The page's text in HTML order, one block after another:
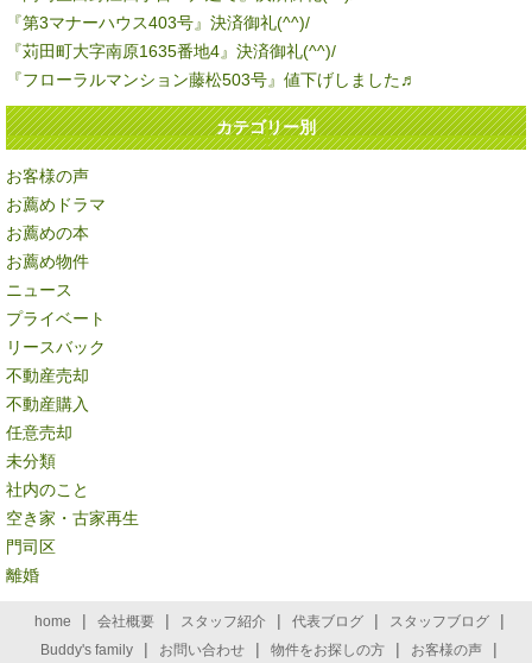
『第3マナーハウス403号』決済御礼(^^)/
『苅田町大字南原1635番地4』決済御礼(^^)/
『フローラルマンション藤松503号』値下げしました♬
カテゴリー別
お客様の声
お薦めドラマ
お薦めの本
お薦め物件
ニュース
プライベート
リースバック
不動産売却
不動産購入
任意売却
未分類
社内のこと
空き家・古家再生
門司区
離婚
home | 会社概要 | スタッフ紹介 | 代表ブログ | スタッフブログ |
Buddy's family | お問い合わせ | 物件をお探しの方 | お客様の声 |